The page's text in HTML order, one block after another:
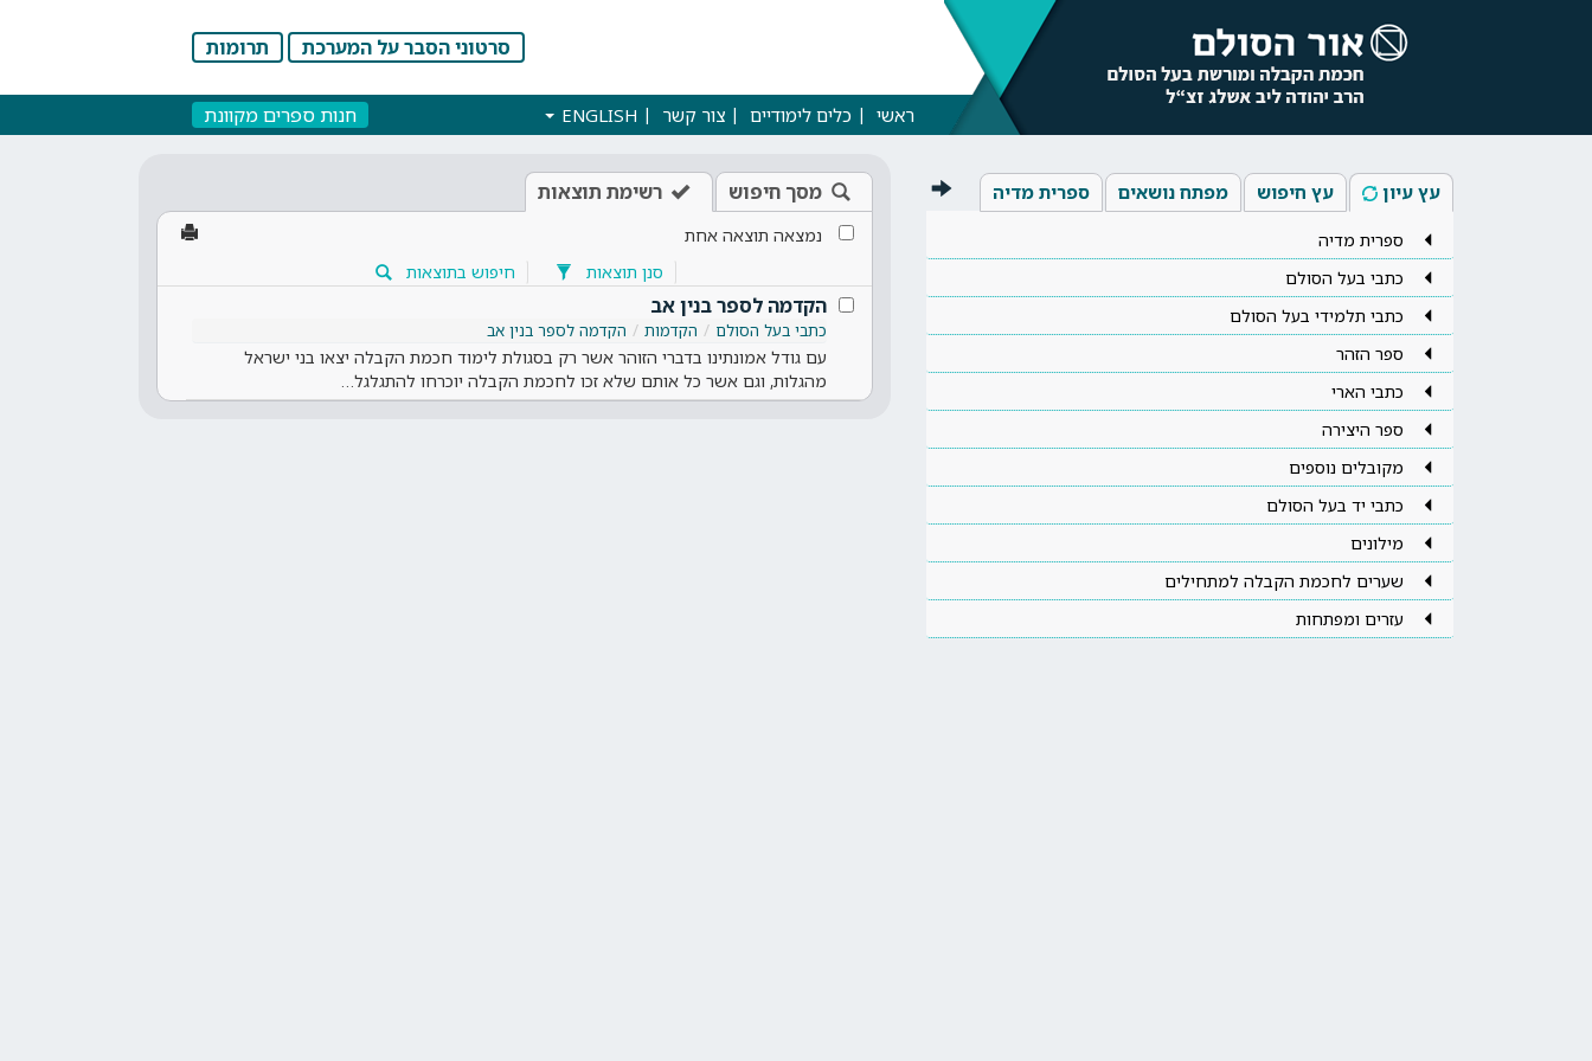
סרטוני הסבר על המערכת תרומות
ראשי כלים לימודיים צור קשר ENGLISH חנות ספרים מקוונת
עץ עיון עץ חיפוש מפתח נושאים ספרית מדיה
ספרית מדיה
כתבי בעל הסולם
כתבי תלמידי בעל הסולם
ספר הזהר
כתבי הארי
ספר היצירה
מקובלים נוספים
כתבי יד בעל הסולם
מילונים
שערים לחכמת הקבלה למתחילים
עזרים ומפתחות
מסך חיפוש רשימת תוצאות
נמצאה תוצאה אחת
סנן תוצאות
חיפוש בתוצאות
הקדמה לספר בנין אב
כתבי בעל הסולם הקדמות הקדמה לספר בנין אב
עם גודל אמונתינו בדברי הזוהר אשר רק בסגולת לימוד חכמת הקבלה יצאו בני ישראל
מהגלות, וגם אשר כל אותם שלא זכו לחכמת הקבלה יוכרחו להתגלגל…